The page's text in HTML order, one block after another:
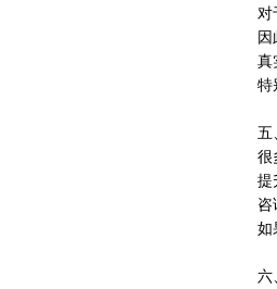
对
因
真
特
五
很
提
咨
如
六